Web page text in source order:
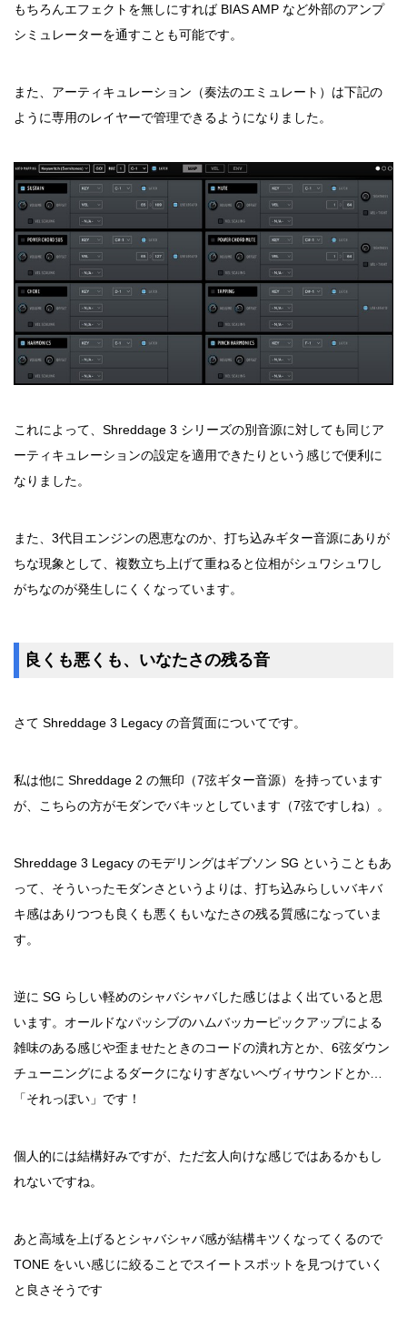
もちろんエフェクトを無しにすれば BIAS AMP など外部のアンプ
シミュレーターを通すことも可能です。
また、アーティキュレーション（奏法のエミュレート）は下記の
ように専用のレイヤーで管理できるようになりました。
これによって、Shreddage 3 シリーズの別音源に対しても同じア
ーティキュレーションの設定を適用できたりという感じで便利に
なりました。
また、3代目エンジンの恩恵なのか、打ち込みギター音源にありが
ちな現象として、複数立ち上げて重ねると位相がシュワシュワし
がちなのが発生しにくくなっています。
良くも悪くも、いなたさの残る音
さて Shreddage 3 Legacy の音質面についてです。
私は他に Shreddage 2 の無印（7弦ギター音源）を持っています
が、こちらの方がモダンでバキッとしています（7弦ですしね）。
Shreddage 3 Legacy のモデリングはギブソン SG ということもあ
って、そういったモダンさというよりは、打ち込みらしいバキバ
キ感はありつつも良くも悪くもいなたさの残る質感になっていま
す。
逆に SG らしい軽めのシャバシャバした感じはよく出ていると思
います。オールドなパッシブのハムバッカーピックアップによる
雑味のある感じや歪ませたときのコードの潰れ方とか、6弦ダウン
チューニングによるダークになりすぎないヘヴィサウンドとか…
「それっぽい」です！
個人的には結構好みですが、ただ玄人向けな感じではあるかもし
れないですね。
あと高域を上げるとシャバシャバ感が結構キツくなってくるので
TONE をいい感じに絞ることでスイートスポットを見つけていく
と良さそうです